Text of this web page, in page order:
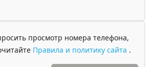
просмотр номера телефона,
Правила и политику сайта .